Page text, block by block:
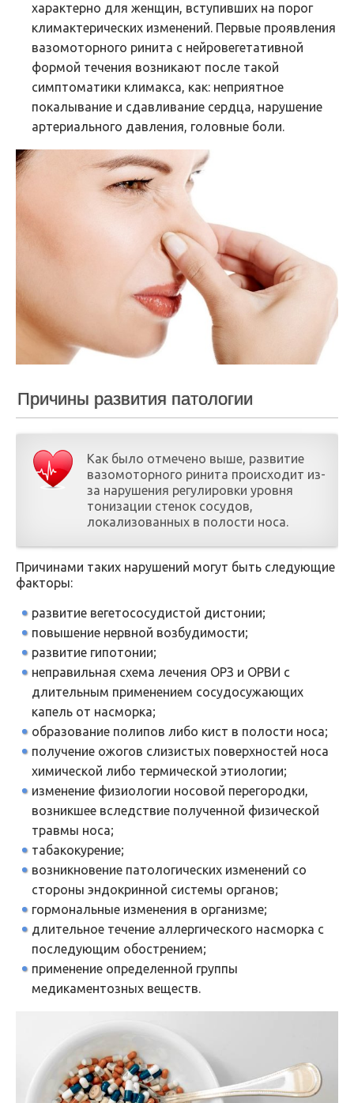
характерно для женщин, вступивших на порог
климактерических изменений. Первые проявления
вазомоторного ринита с нейровегетативной
формой течения возникают после такой
симптоматики климакса, как: неприятное
покалывание и сдавливание сердца, нарушение
артериального давления, головные боли.
Причины развития патологии
Как было отмечено выше, развитие
вазомоторного ринита происходит из-
за нарушения регулировки уровня
тонизации стенок сосудов,
локализованных в полости носа.
Причинами таких нарушений могут быть следующие
факторы:
развитие вегетососудистой дистонии;
повышение нервной возбудимости;
развитие гипотонии;
неправильная схема лечения ОРЗ и ОРВИ с
длительным применением сосудосужающих
капель от насморка;
образование полипов либо кист в полости носа;
получение ожогов слизистых поверхностей носа
химической либо термической этиологии;
изменение физиологии носовой перегородки,
возникшее вследствие полученной физической
травмы носа;
табакокурение;
возникновение патологических изменений со
стороны эндокринной системы органов;
гормональные изменения в организме;
длительное течение аллергического насморка с
последующим обострением;
применение определенной группы
медикаментозных веществ.